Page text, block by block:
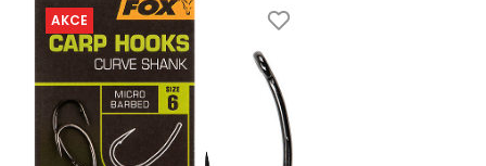
AKCE